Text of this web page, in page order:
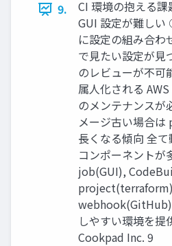
9.
CI 環境の抱える
GUI 設定が難し
に設定の組み合わ
で見たい設定が
のレビューが不可
属人化される
のメンテナンス
メージ古い場合
長くなる傾向 全
コンポーネント
job(GUI),
webhook(GitHub)
しやすい環境を
Cookpad Inc. 9